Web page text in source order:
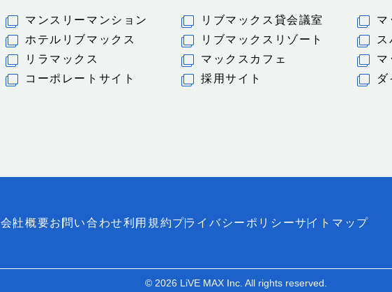
マンスリーマンション リブマックス貸会議室
マ
ホテルリブマックス リブマックスリゾート
リラマックス マックスカフェ
マ
コーポレートサイト 採用サイト
会社概要お問い合わせ利用規約プライバシーポリシーサイトマップ
© 2026 LiVE MAX Inc. All rights reserved.